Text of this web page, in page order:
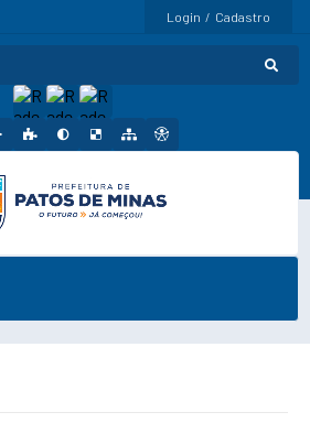
Login / Cadastro